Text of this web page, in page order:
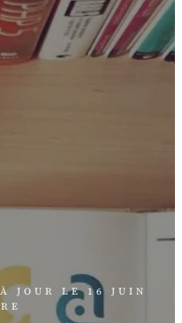
JOUR LE 16 JUIN